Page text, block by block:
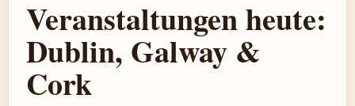
Veranstaltungen heute:
Dublin, Galway &
Cork